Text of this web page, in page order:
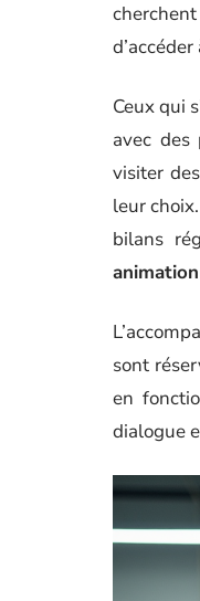
Ceux qui
avec
visiter des
leur
bilans
sont
en
dialogue